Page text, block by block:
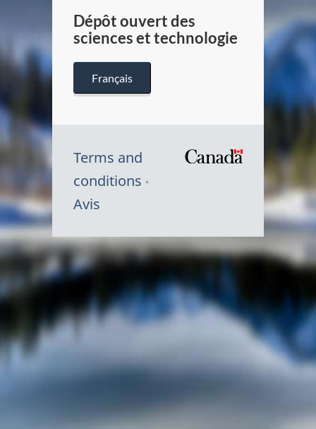
Dépôt ouvert des
sciences et technologie
Français
Terms and
conditions
Avis
Symbole
du
Canada